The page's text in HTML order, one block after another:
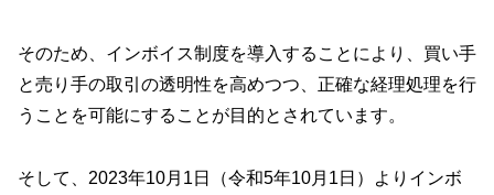
そのため、インボイス制度を導入することにより、買い手
と売り手の取引の透明性を高めつつ、正確な経理処理を行
うことを可能にすることが目的とされています。
そして、2023年10月1日（令和5年10月1日）よりインボ